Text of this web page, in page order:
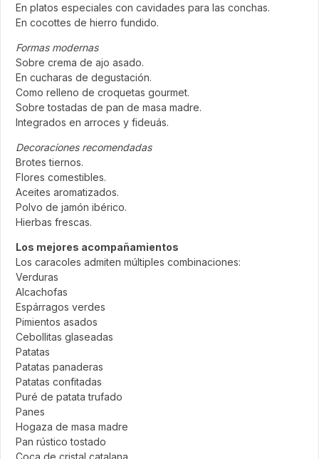
En platos especiales con cavidades para las conchas.
En cocottes de hierro fundido.
Formas modernas
Sobre crema de ajo asado.
En cucharas de degustación.
Como relleno de croquetas gourmet.
Sobre tostadas de pan de masa madre.
Integrados en arroces y fideuás.
Decoraciones recomendadas
Brotes tiernos.
Flores comestibles.
Aceites aromatizados.
Polvo de jamón ibérico.
Hierbas frescas.
Los mejores acompañamientos
Los caracoles admiten múltiples combinaciones:
Verduras
Alcachofas
Espárragos verdes
Pimientos asados
Cebollitas glaseadas
Patatas
Patatas panaderas
Patatas confitadas
Puré de patata trufado
Panes
Hogaza de masa madre
Pan rústico tostado
Coca de cristal catalana